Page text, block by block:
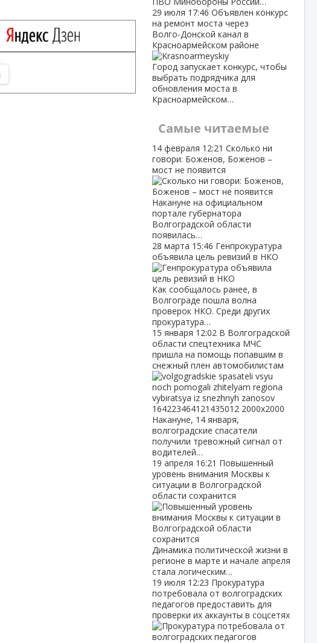
29 июля 17:46 Объявлен конкурс
на ремонт моста через
Волго‑Донской канал в
Красноармейском районе
Город запускает конкурс, чтобы
выбрать подрядчика для
обновления моста в
Красноармейском…
Самые читаемые
14 февраля 12:21 Сколько ни
говори: Боженов, Боженов –
мост не появится
Накануне на официальном
портале губернатора
Волгоградской области
появилась…
28 марта 15:46 Генпрокуратура
объявила цель ревизий в НКО
Как сообщалось ранее, в
Волгограде пошла волна
проверок НКО. Среди других
прокуратура…
15 января 12:02 В Волгоградской
области спецтехника МЧС
пришла на помощь попавшим в
снежный плен автомобилистам
Накануне, 14 января,
волгоградские спасатели
получили тревожный сигнал от
водителей…
19 апреля 16:21 Повышенный
уровень внимания Москвы к
ситуации в Волгоградской
области сохранится
Динамика политической жизни в
регионе в марте и начале апреля
стала логическим…
19 июля 12:23 Прокуратура
потребовала от волгоградских
педагогов предоставить для
проверки их аккаунты в соцсетях